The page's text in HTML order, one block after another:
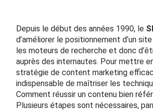
Depuis le début des années 1990, le
d’améliorer le positionnement d’un
les moteurs de recherche et donc
auprès des internautes. Pour mettre
stratégie de content marketing
indispensable de maîtriser les
Comment réussir un contenu bien
Plusieurs étapes sont nécessaires,